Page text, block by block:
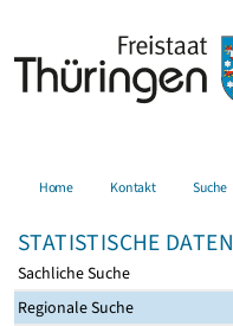
Home Kontakt Suche
STATISTISCHE DATEN
Sachliche Suche
Regionale Suche